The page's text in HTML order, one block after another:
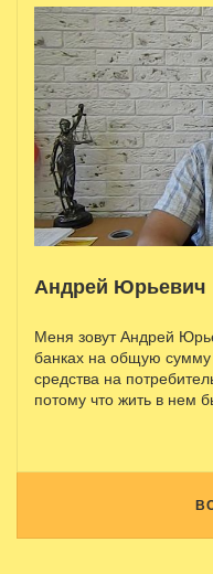
Андрей Юрьевич
Меня зовут Андрей
банках на общую
средства на
потому что жить в нем